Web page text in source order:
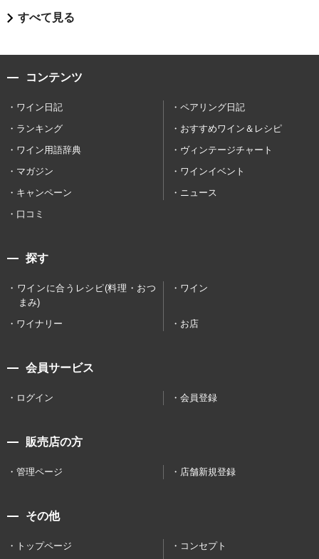
すべて見る
コンテンツ
ワイン日記
ペアリング日記
ランキング
おすすめワイン＆レシピ
ワイン用語辞典
ヴィンテージチャート
マガジン
ワインイベント
キャンペーン
ニュース
口コミ
探す
ワインに合うレシピ(料理・おつ
まみ)
ワイン
ワイナリー お店
会員サービス
ログイン 会員登録
販売店の方
管理ページ 店舗新規登録
その他
トップページ コンセプト